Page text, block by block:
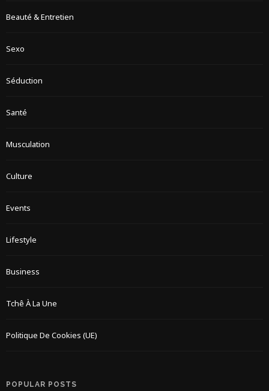
Beauté & Entretien
Sexo
Séduction
Santé
Musculation
Culture
Events
Lifestyle
Business
Tchê À La Une
Politique De Cookies (UE)
POPULAR POSTS